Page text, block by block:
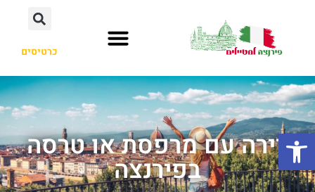
כרטיסים
דירה עם מרפסת או טרסה
בפירנצה
פתח סרגל נגישות